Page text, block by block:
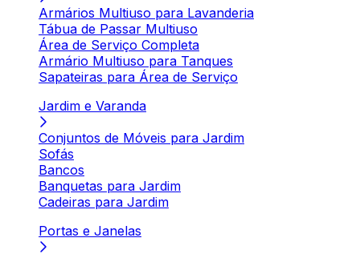
Armários Multiuso para Lavanderia
Tábua de Passar Multiuso
Área de Serviço Completa
Armário Multiuso para Tanques
Sapateiras para Área de Serviço
Jardim e Varanda
Conjuntos de Móveis para Jardim
Sofás
Bancos
Banquetas para Jardim
Cadeiras para Jardim
Portas e Janelas